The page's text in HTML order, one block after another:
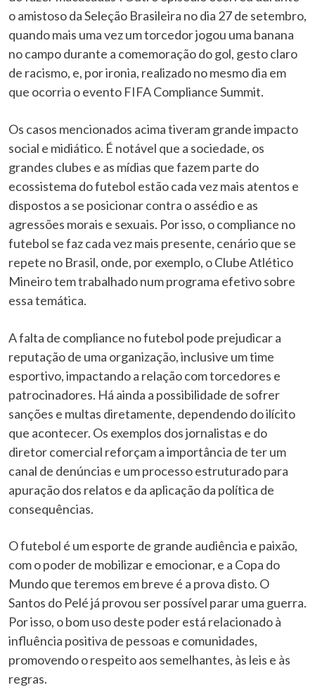
o amistoso da Seleção Brasileira no dia 27 de setembro,
quando mais uma vez um torcedor jogou uma banana
no campo durante a comemoração do gol, gesto claro
de racismo, e, por ironia, realizado no mesmo dia em
que ocorria o evento FIFA Compliance Summit.
Os casos mencionados acima tiveram grande impacto
social e midiático. É notável que a sociedade, os
grandes clubes e as mídias que fazem parte do
ecossistema do futebol estão cada vez mais atentos e
dispostos a se posicionar contra o assédio e as
agressões morais e sexuais. Por isso, o compliance no
futebol se faz cada vez mais presente, cenário que se
repete no Brasil, onde, por exemplo, o Clube Atlético
Mineiro tem trabalhado num programa efetivo sobre
essa temática.
A falta de compliance no futebol pode prejudicar a
reputação de uma organização, inclusive um time
esportivo, impactando a relação com torcedores e
patrocinadores. Há ainda a possibilidade de sofrer
sanções e multas diretamente, dependendo do ilícito
que acontecer. Os exemplos dos jornalistas e do
diretor comercial reforçam a importância de ter um
canal de denúncias e um processo estruturado para
apuração dos relatos e da aplicação da política de
consequências.
O futebol é um esporte de grande audiência e paixão,
com o poder de mobilizar e emocionar, e a Copa do
Mundo que teremos em breve é a prova disto. O
Santos do Pelé já provou ser possível parar uma guerra.
Por isso, o bom uso deste poder está relacionado à
influência positiva de pessoas e comunidades,
promovendo o respeito aos semelhantes, às leis e às
regras.